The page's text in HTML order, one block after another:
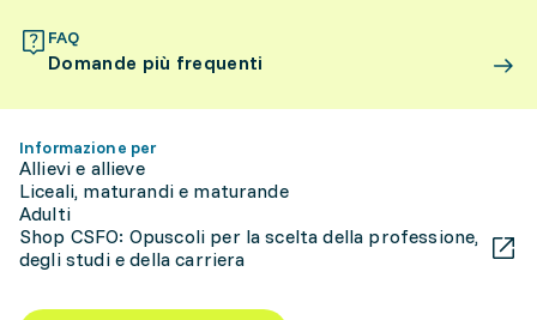
FAQ
Domande più frequenti
Informazione per
Allievi e allieve
Liceali, maturandi e maturande
Adulti
Shop CSFO: Opuscoli per la scelta della professione,
degli studi e della carriera